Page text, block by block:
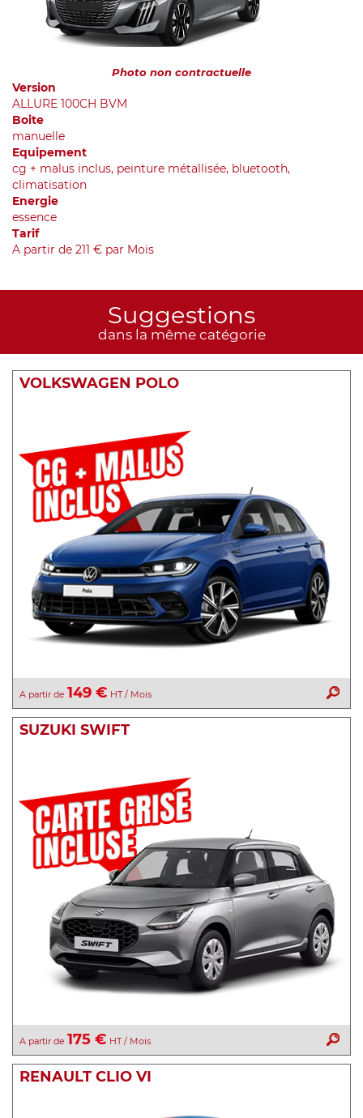
Photo non contractuelle
Version
ALLURE 100CH BVM
Boite
manuelle
Equipement
cg + malus inclus, peinture métallisée, bluetooth,
climatisation
Energie
essence
Tarif
A partir de 211 € par Mois
Suggestions
dans la même catégorie
VOLKSWAGEN POLO
A partir de 149 € HT / Mois
SUZUKI SWIFT
A partir de 175 € HT / Mois
RENAULT CLIO VI